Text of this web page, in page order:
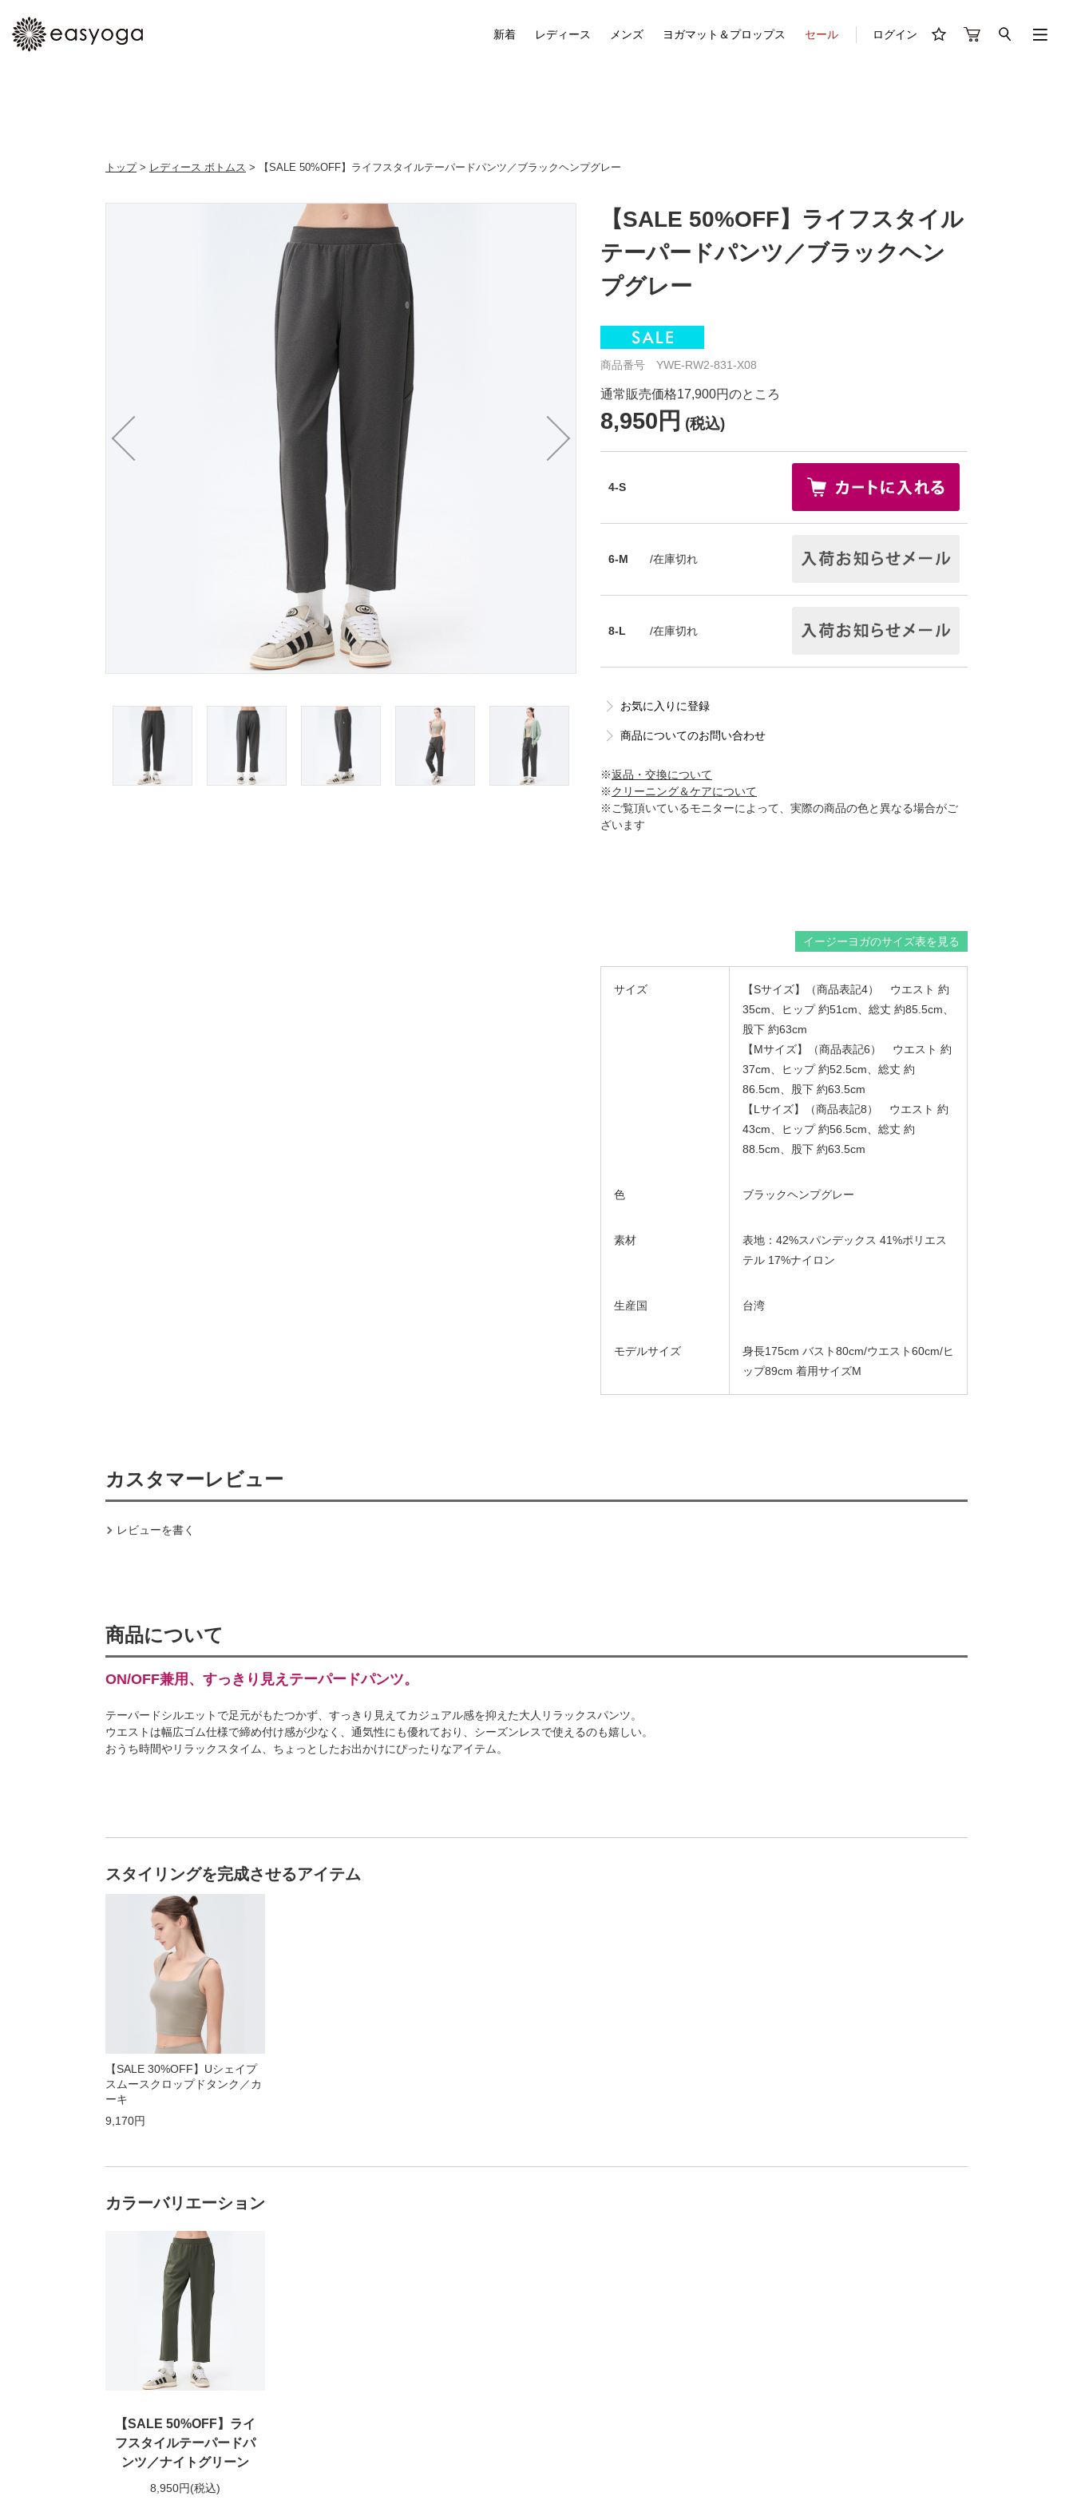
新着 レディース メンズ ヨガマット＆プロップス セール ログイン
トップ> レディース ボトムス > 【SALE 50%OFF】ライフスタイルテーパードパンツ／ブラックヘンプグレー
【SALE 50%OFF】ライフスタイル
テーパードパンツ／ブラックヘン
プグレー
商品番号 YWE-RW2-831-X08
通常販売価格17,900円のところ
8,950円 (税込)
4-S
6-M /在庫切れ
8-L /在庫切れ
お気に入りに登録
商品についてのお問い合わせ
※返品・交換について
※クリーニング＆ケアについて
※ご覧頂いているモニターによって、実際の商品の色と異なる場合がご
ざいます
イージーヨガのサイズ表を見る
サイズ
【Sサイズ】（商品表記4） ウエスト 約
35cm、ヒップ 約51cm、総丈 約85.5cm、
股下 約63cm
【Mサイズ】（商品表記6） ウエスト 約
37cm、ヒップ 約52.5cm、総丈 約
86.5cm、股下 約63.5cm
【Lサイズ】（商品表記8） ウエスト 約
43cm、ヒップ 約56.5cm、総丈 約
88.5cm、股下 約63.5cm
色 ブラックヘンプグレー
素材
表地：42%スパンデックス 41%ポリエス
テル 17%ナイロン
生産国 台湾
モデルサイズ
身長175cm バスト80cm/ウエスト60cm/ヒ
ップ89cm 着用サイズM
カスタマーレビュー
レビューを書く
商品について
ON/OFF兼用、すっきり見えテーパードパンツ。
テーパードシルエットで足元がもたつかず、すっきり見えてカジュアル感を抑えた大人リラックスパンツ。
ウエストは幅広ゴム仕様で締め付け感が少なく、通気性にも優れており、シーズンレスで使えるのも嬉しい。
おうち時間やリラックスタイム、ちょっとしたお出かけにぴったりなアイテム。
スタイリングを完成させるアイテム
【SALE 30%OFF】Uシェイプ
スムースクロップドタンク／カ
ーキ
9,170円
カラーバリエーション
【SALE 50%OFF】ライ
フスタイルテーパードパ
ンツ／ナイトグリーン
8,950円(税込)